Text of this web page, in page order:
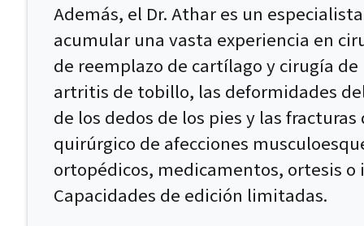
Además, el Dr. Athar es un
acumular una vasta experiencia en
de reemplazo de cartílago y cirugía
artritis de tobillo, las deformidades
de los dedos de los pies y las
quirúrgico de afecciones
ortopédicos, medicamentos, ortesis
Capacidades de edición limitadas.